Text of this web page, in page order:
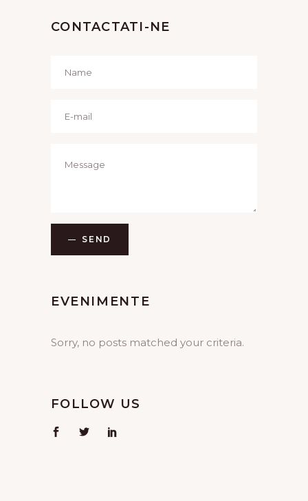
CONTACTATI-NE
SEND
EVENIMENTE
Sorry, no posts matched your criteria.
FOLLOW US